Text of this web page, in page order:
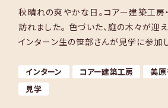
秋晴れの爽やかな日。コアー建築工房
訪れました。 色づいた、庭の木々が迎え
インターン生の笹部さんが見学に参加
インターン コアー建築工房
美原
見学